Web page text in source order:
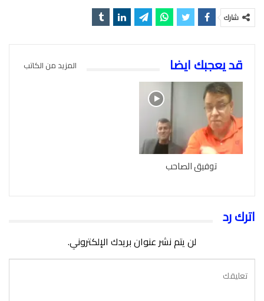
شارك
قد يعجبك ايضا المزيد من الكاتب
توفيق الصاحب
اترك رد
لن يتم نشر عنوان بريدك الإلكتروني.